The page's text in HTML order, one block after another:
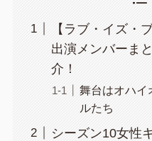
【ラブ・イズ・
出演メンバーま
介！
舞台はオハイ
ルたち
シーズン10女性